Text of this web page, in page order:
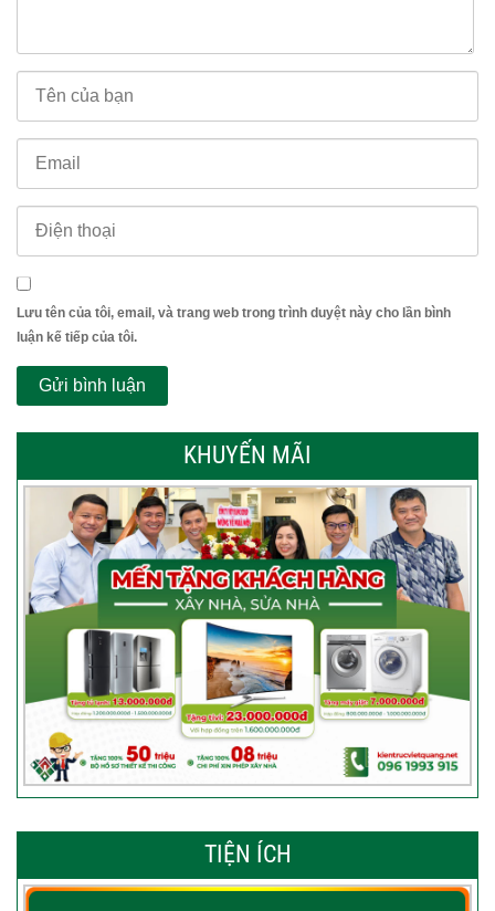
Lưu tên của tôi, email, và trang web trong trình duyệt này cho lần bình
luận kế tiếp của tôi.
KHUYẾN MÃI
TIỆN ÍCH